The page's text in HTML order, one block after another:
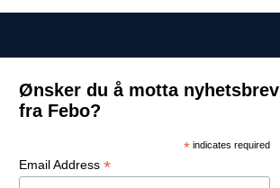
Ønsker du å motta nyhetsbrev
fra Febo?
* indicates required
Email Address *